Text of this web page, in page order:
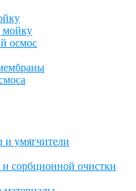
мойку
осмос
умягчители
сорбционной очистки